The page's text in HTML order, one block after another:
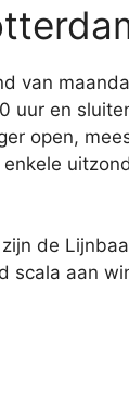
van
uur en
open,
de
scala aan